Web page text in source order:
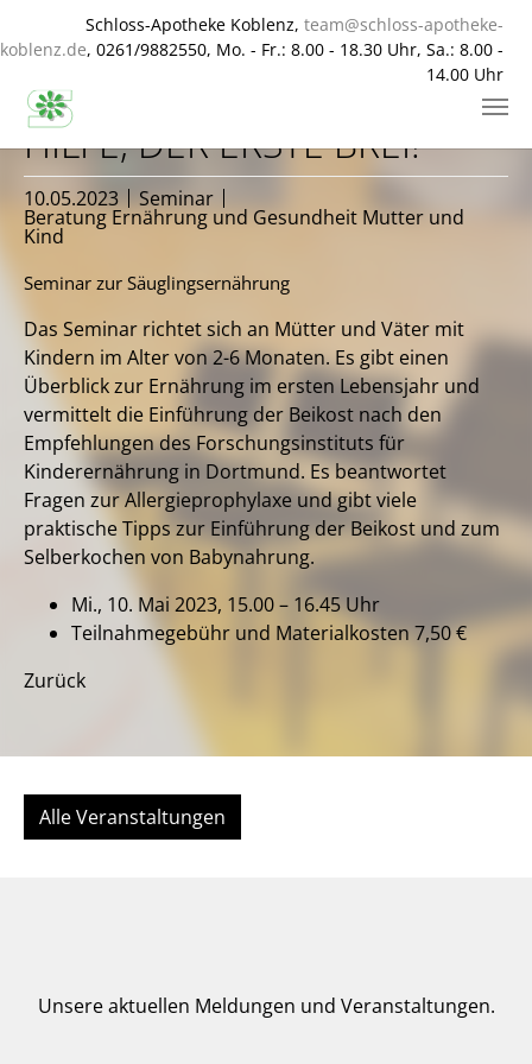
Zum Hauptinhalt springen
Schloss-Apotheke Koblenz, team@schloss-apotheke-
koblenz.de, 0261/9882550, Mo. - Fr.: 8.00 - 18.30 Uhr, Sa.: 8.00 -
14.00 Uhr
HILFE, DER ERSTE BREI!
10.05.2023 Seminar
Beratung Ernährung und Gesundheit Mutter und
Kind
Seminar zur Säuglingsernährung
Das Seminar richtet sich an Mütter und Väter mit
Kindern im Alter von 2-6 Monaten. Es gibt einen
Überblick zur Ernährung im ersten Lebensjahr und
vermittelt die Einführung der Beikost nach den
Empfehlungen des Forschungsinstituts für
Kinderernährung in Dortmund. Es beantwortet
Fragen zur Allergieprophylaxe und gibt viele
praktische Tipps zur Einführung der Beikost und zum
Selberkochen von Babynahrung.
Mi., 10. Mai 2023, 15.00 – 16.45 Uhr
Teilnahmegebühr und Materialkosten 7,50 €
Zurück
Alle Veranstaltungen
Unsere aktuellen Meldungen und Veranstaltungen.